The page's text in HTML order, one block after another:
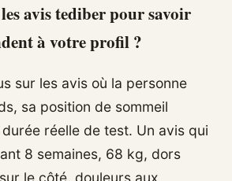
avis tediber pour savoir
à votre profil ?
sur les avis où la personne
sa position de sommeil
réelle de test. Un avis qui
8 semaines, 68 kg, dors
le côté, douleurs aux